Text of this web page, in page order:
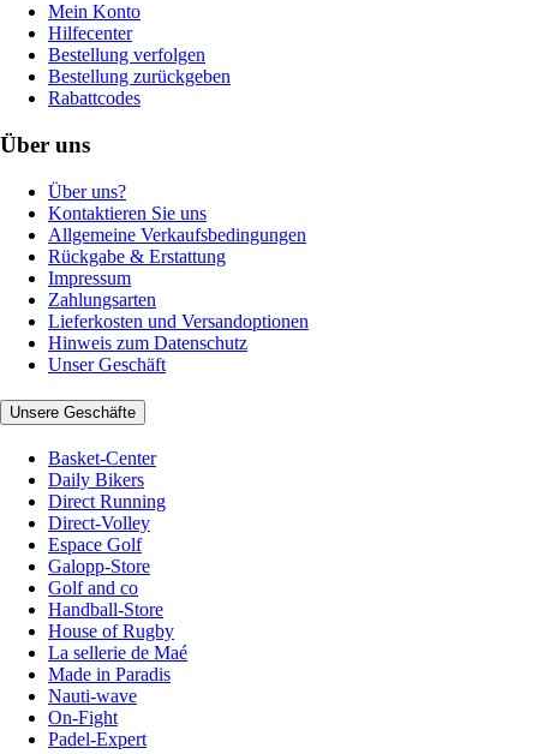
Mein Konto
Hilfecenter
Bestellung verfolgen
Bestellung zurückgeben
Rabattcodes
Über uns
Über uns?
Kontaktieren Sie uns
Allgemeine Verkaufsbedingungen
Rückgabe & Erstattung
Impressum
Zahlungsarten
Lieferkosten und Versandoptionen
Hinweis zum Datenschutz
Unser Geschäft
Unsere Geschäfte
Basket-Center
Daily Bikers
Direct Running
Direct-Volley
Espace Golf
Galopp-Store
Golf and co
Handball-Store
House of Rugby
La sellerie de Maé
Made in Paradis
Nauti-wave
On-Fight
Padel-Expert